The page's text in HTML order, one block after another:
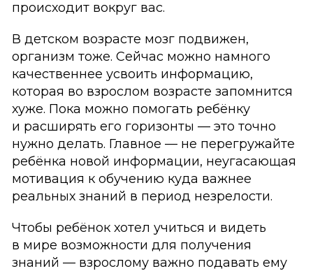
происходит вокруг вас.
В детском возрасте мозг подвижен,
организм тоже. Сейчас можно намного
качественнее усвоить информацию,
которая во взрослом возрасте запомнится
хуже. Пока можно помогать ребёнку
и расширять его горизонты — это точно
нужно делать. Главное — не перегружайте
ребёнка новой информации, неугасающая
мотивация к обучению куда важнее
реальных знаний в период незрелости.
Чтобы ребёнок хотел учиться и видеть
в мире возможности для получения
знаний — взрослому важно подавать ему